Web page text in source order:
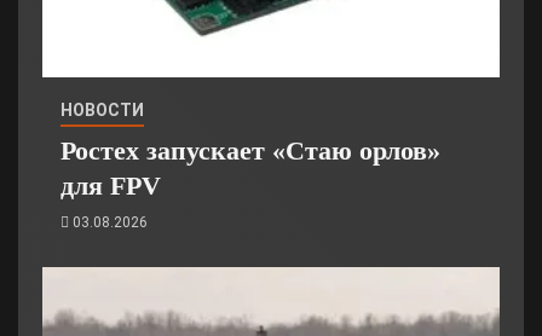
НОВОСТИ
Ростех запускает «Стаю орлов»
для FPV
03.08.2026